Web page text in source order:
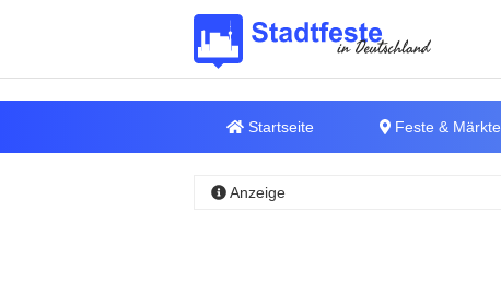
Startseite Feste & Märkte
Anzeige